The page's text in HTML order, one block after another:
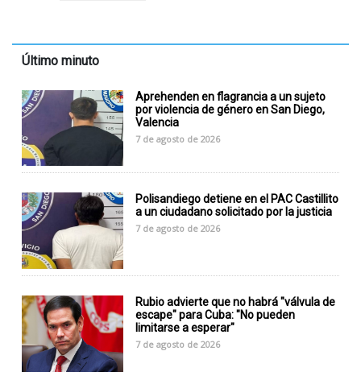
Último minuto
Aprehenden en flagrancia a un sujeto
por violencia de género en San Diego,
Valencia
7 de agosto de 2026
Polisandiego detiene en el PAC Castillito
a un ciudadano solicitado por la justicia
7 de agosto de 2026
Rubio advierte que no habrá "válvula de
escape" para Cuba: "No pueden
limitarse a esperar"
7 de agosto de 2026